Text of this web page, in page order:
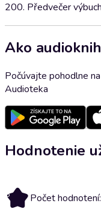
200. Předvečer
Ako
Počúvajte pohodlne
Audioteka
Hodnotenie
5 Počet